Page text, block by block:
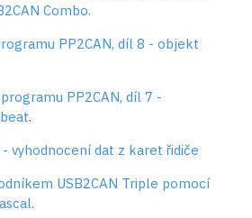
Combo.
PP2CAN, díl 8 - objekt
PP2CAN, díl 7 -
.
- vyhodnocení dat z karet řidiče
USB2CAN Triple pomocí